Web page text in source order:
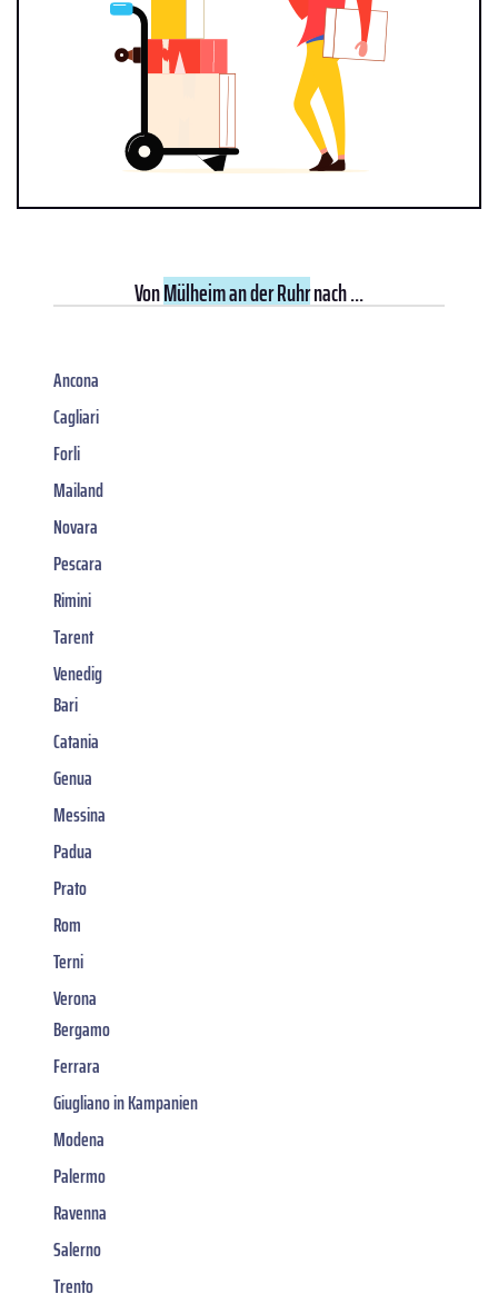
VonMülheim an der Ruhrnach ...
Ancona
Cagliari
Forli
Mailand
Novara
Pescara
Rimini
Tarent
Venedig
Bari
Catania
Genua
Messina
Padua
Prato
Rom
Terni
Verona
Bergamo
Ferrara
Giugliano in Kampanien
Modena
Palermo
Ravenna
Salerno
Trento